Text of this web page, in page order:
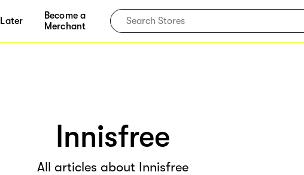
Become a
Merchant
Innisfree
All articles about Innisfree